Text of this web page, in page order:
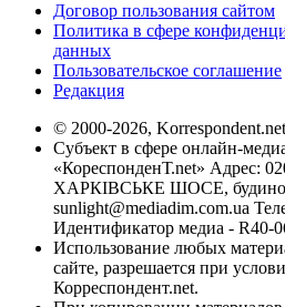
Договор пользования сайтом
Политика в сфере
данных
Пользовательское соглашение
Редакция
© 2000-2026, Korrespondent.net
Субъект в сфере онлайн-
«КореспонденТ.net» Адрес:
ХАРКІВСЬКЕ ШОСЕ, будинок
sunlight@mediadim.com.ua
Идентификатор медиа - R40-
Использование любых
сайте, разрешается при
Корреспондент.net.